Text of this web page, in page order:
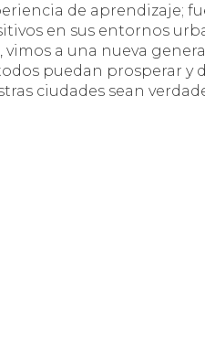
de aprendizaje;
en sus entornos
a una nueva
puedan prosperar
ciudades sean